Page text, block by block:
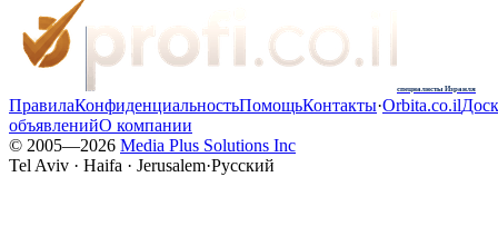
специалисты Израиля
ПравилаКонфиденциальностьПомощьКонтакты·Orbita.co.il
объявленийО компании
© 2005—2026 Media Plus Solutions Inc
Tel Aviv · Haifa · Jerusalem·Русский